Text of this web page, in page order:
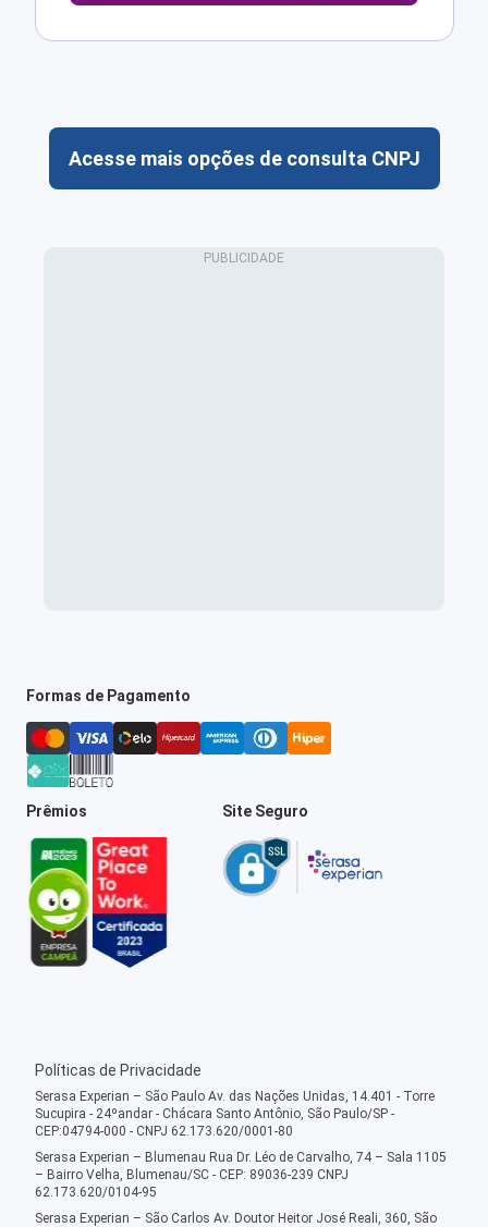
Acesse mais opções de consulta CNPJ
Formas de Pagamento
Prêmios Site Seguro
Políticas de Privacidade
Serasa Experian – São Paulo Av. das Nações Unidas, 14.401 - Torre
Sucupira - 24ºandar - Chácara Santo Antônio, São Paulo/SP -
CEP:04794-000 - CNPJ 62.173.620/0001-80
Serasa Experian – Blumenau Rua Dr. Léo de Carvalho, 74 – Sala 1105
– Bairro Velha, Blumenau/SC - CEP: 89036-239 CNPJ
62.173.620/0104-95
Serasa Experian – São Carlos Av. Doutor Heitor José Reali, 360, São